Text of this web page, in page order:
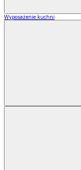
Wyposażenie kuchni